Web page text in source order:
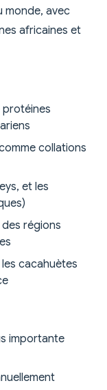
monde, avec
africaines et
protéines
collations
et les
régions
cacahuètes
importante